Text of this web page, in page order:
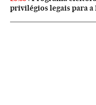
privilégios legais para a